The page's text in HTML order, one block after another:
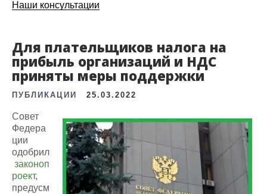
Наши консультации
Для плательщиков налога на
прибыль организаций и НДС
приняты меры поддержки
ПУБЛИКАЦИИ 25.03.2022
Совет
Федера
ции
одобрил
законоп
роект,
предусм